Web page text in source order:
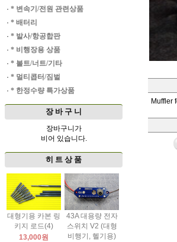
· * 변속기/전원 관련상품
· * 배터리
· * 발사/항공합판
· * 비행장용 상품
· * 볼트/너트/기타
· * 멀티콥터/짐벌
· * 한정수량 특가상품
장 바 구 니
장바구니가
비어 있습니다.
히 트 상 품
대형기용 카본 링
키지 로드(4)
13,000원
43A 대용량 전자
스위치 V2 (대형
비행기, 헬기용)
Muffler